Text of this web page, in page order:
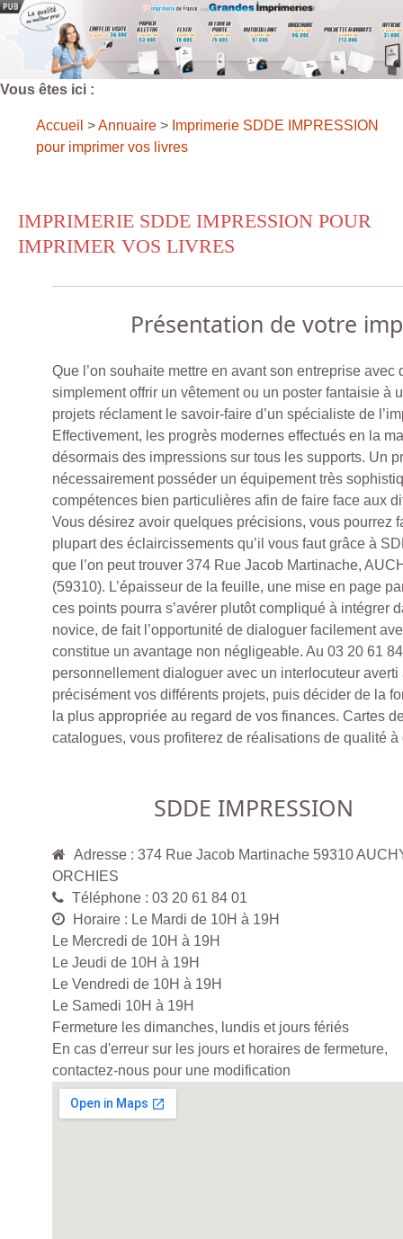
Vous êtes ici :
Accueil >Annuaire > Imprimerie SDDE IMPRESSION
pour imprimer vos livres
IMPRIMERIE SDDE IMPRESSION POUR
IMPRIMER VOS LIVRES
Présentation de votre
Que l’on souhaite mettre en avant son entreprise avec
simplement offrir un vêtement ou un poster fantaisie à
projets réclament le savoir-faire d’un spécialiste de
Effectivement, les progrès modernes effectués en la
désormais des impressions sur tous les supports. Un
nécessairement posséder un équipement très
compétences bien particulières afin de faire face aux
Vous désirez avoir quelques précisions, vous pourrez
plupart des éclaircissements qu’il vous faut grâce à
que l’on peut trouver 374 Rue Jacob Martinache,
(59310). L’épaisseur de la feuille, une mise en page
ces points pourra s’avérer plutôt compliqué à intégrer
novice, de fait l’opportunité de dialoguer facilement
constitue un avantage non négligeable. Au 03 20 61
personnellement dialoguer avec un interlocuteur
précisément vos différents projets, puis décider de la
la plus appropriée au regard de vos finances. Cartes
catalogues, vous profiterez de réalisations de qualité à
SDDE IMPRESSION
Adresse : 374 Rue Jacob Martinache 59310
ORCHIES
Téléphone : 03 20 61 84 01
Horaire : Le Mardi de 10H à 19H
Le Mercredi de 10H à 19H
Le Jeudi de 10H à 19H
Le Vendredi de 10H à 19H
Le Samedi 10H à 19H
Fermeture les dimanches, lundis et jours fériés
En cas d'erreur sur les jours et horaires de fermeture,
contactez-nous pour une modification